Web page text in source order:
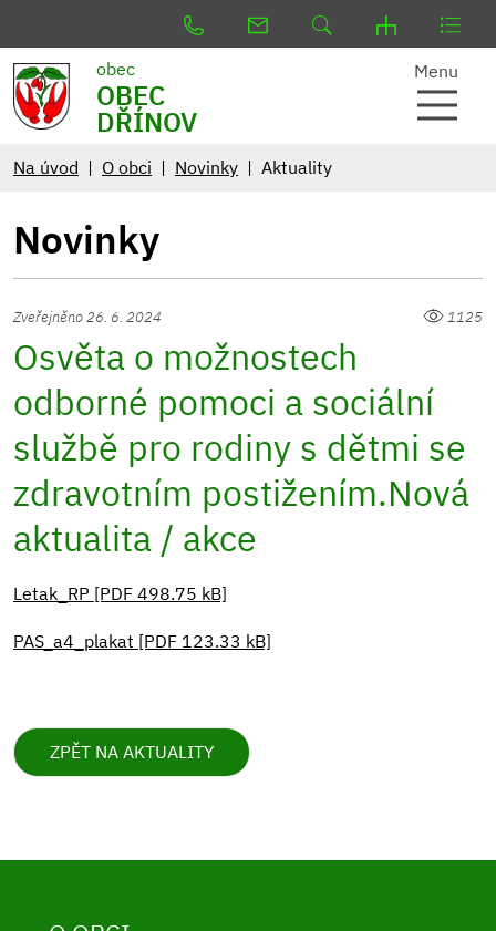
obec
OBEC
DŘÍNOV
Menu
Na úvod O obci Novinky Aktuality
Novinky
Zveřejněno 26. 6. 2024 1125
Osvěta o možnostech
odborné pomoci a sociální
službě pro rodiny s dětmi se
zdravotním postižením.Nová
aktualita / akce
Letak_RP [PDF 498.75 kB]
PAS_a4_plakat [PDF 123.33 kB]
ZPĚT NA AKTUALITY